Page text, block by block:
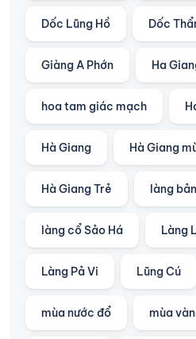
Dốc Lũng Hồ Dốc
Giàng A Phớn Ha
hoa tam giác mạch
Hà Giang Hà Giang
Hà Giang Trẻ làng bản
làng cổ Sảo Há Làng
Làng Pả Vi Lũng Cú
mùa nước đổ mùa